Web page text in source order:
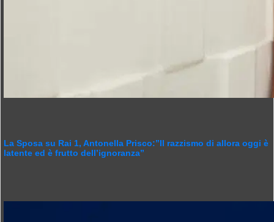
La Sposa su Rai 1, Antonella Prisco:”Il razzismo di allora oggi è
latente ed è frutto dell’ignoranza”